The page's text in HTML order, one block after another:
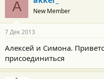
о
т
е
м
ы
а
н
а
а
л
а
A New Member
7 Дек 2013
Алексей и Симона.
присоединиться